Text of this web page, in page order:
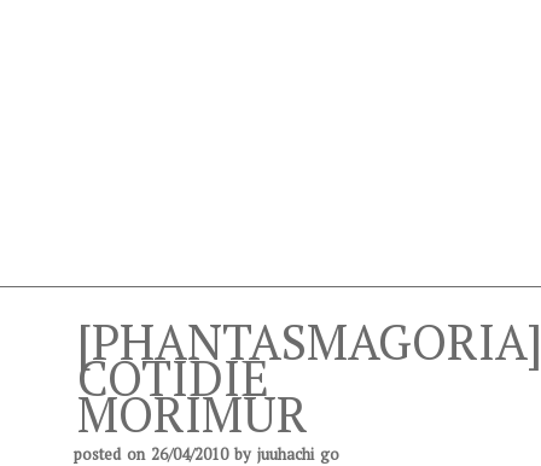
[PHANTASMAGORIA]
COTIDIE
MORIMUR
posted on 26/04/2010by juuhachi go